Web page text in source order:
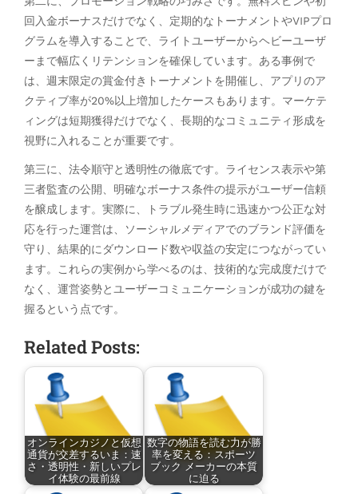
回入金ボーナスだけでなく、定期的なトーナメントやVIPプロ
グラムを導入することで、ライトユーザーからヘビーユーザ
ーまで幅広くリテンションを確保しています。ある事例で
は、週末限定の賞金付きトーナメントを開催し、アプリのア
クティブ率が20%以上増加したケースもあります。マーケテ
ィングは短期獲得だけでなく、長期的なコミュニティ形成を
視野に入れることが重要です。
第三に、法令順守と透明性の徹底です。ライセンス表示や第
三者監査の公開、明確なボーナス条件の提示がユーザー信頼
を醸成します。実際に、トラブル発生時に迅速かつ公正な対
応を行った運営は、ソーシャルメディアでのブランド評価を
守り、結果的にダウンロード数や収益の安定につながってい
ます。これらの実例から学べるのは、技術的な完成度だけで
なく、運営姿勢とユーザーコミュニケーションが成功の鍵を
握るという点です。
Related Posts:
オンラインカジノと仮想
通貨が交差するいま：速
さ・透明性・新しいプレ
イ体験の最前線
数字の物語を読む力が勝
率を変える：スポーツ
ブック メーカーの本質
に迫る